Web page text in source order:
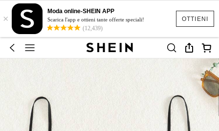
OTTIENI
×
Moda online-SHEIN APP
Scarica l'app e ottieni tante offerte speciali!
(12,439)